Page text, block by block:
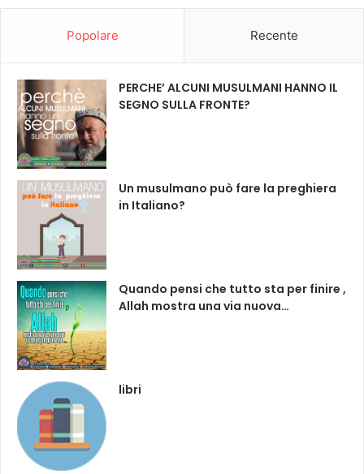
Popolare Recente
PERCHE’ ALCUNI MUSULMANI HANNO IL
SEGNO SULLA FRONTE?
Un musulmano può fare la preghiera
in Italiano?
Quando pensi che tutto sta per finire ,
Allah mostra una via nuova…
libri